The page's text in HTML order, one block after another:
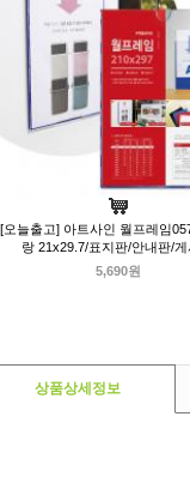
[오늘출고] 아트사인 월프레임
랑 21x29.7/표지판/안내판/
5,690원
상품상세정보